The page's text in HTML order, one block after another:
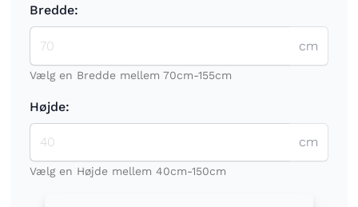
Bredde:
cm
Vælg en Bredde mellem 70cm-155cm
Højde:
cm
Vælg en Højde mellem 40cm-150cm